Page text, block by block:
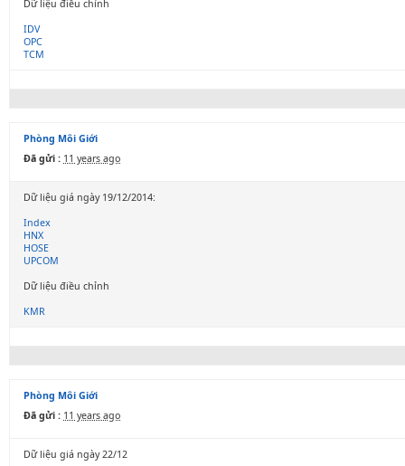
Dữ liệu điều chỉnh
IDV
OPC
TCM
Phòng Môi Giới
Đã gửi : 11 years ago
Dữ liệu giá ngày 19/12/2014:
Index
HNX
HOSE
UPCOM
Dữ liệu điều chỉnh
KMR
Phòng Môi Giới
Đã gửi : 11 years ago
Dữ liệu giá ngày 22/12